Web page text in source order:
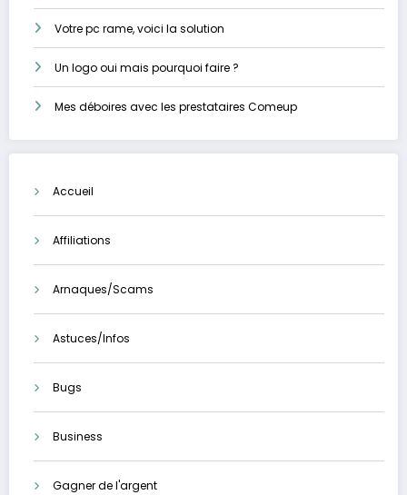
Votre pc rame, voici la solution
Un logo oui mais pourquoi faire ?
Mes déboires avec les prestataires Comeup
Accueil
Affiliations
Arnaques/Scams
Astuces/Infos
Bugs
Business
Gagner de l'argent